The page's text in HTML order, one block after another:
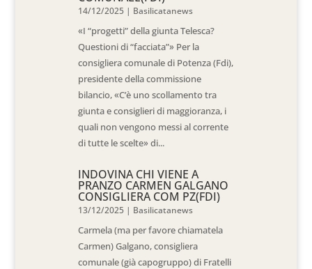
14/12/2025 | Basilicatanews
«I “progetti” della giunta Telesca?
Questioni di “facciata”» Per la
consigliera comunale di Potenza (Fdi),
presidente della commissione
bilancio, «C’è uno scollamento tra
giunta e consiglieri di maggioranza, i
quali non vengono messi al corrente
di tutte le scelte» di...
INDOVINA CHI VIENE A
PRANZO CARMEN GALGANO
CONSIGLIERA COM PZ(FDI)
13/12/2025 | Basilicatanews
Carmela (ma per favore chiamatela
Carmen) Galgano, consigliera
comunale (già capogruppo) di Fratelli